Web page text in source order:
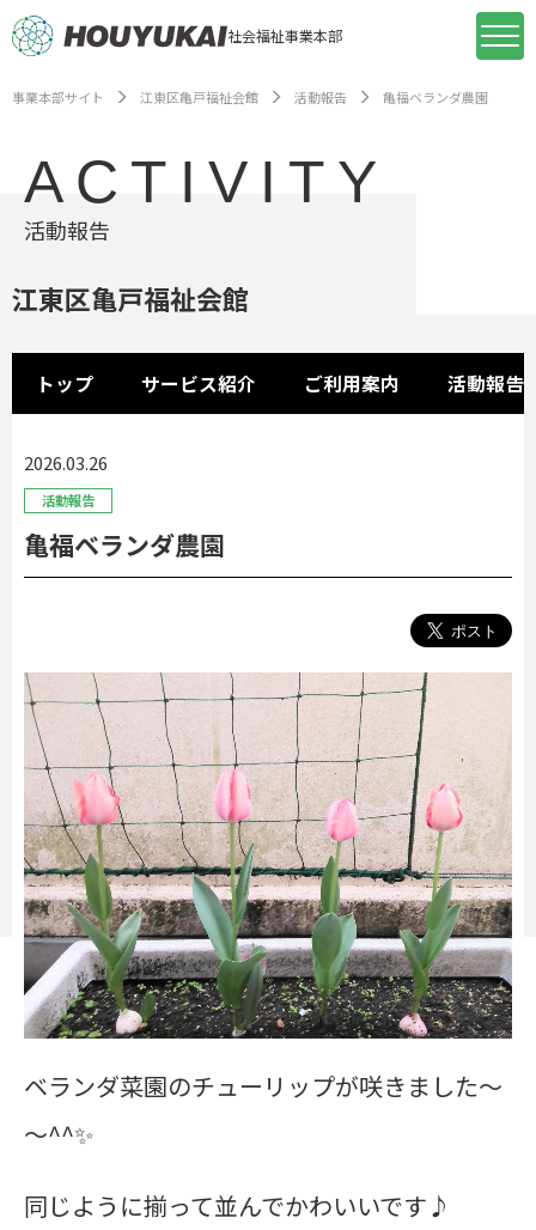
社会福祉事業本部
事業本部サイト 江東区亀戸福祉会館 活動報告 亀福ベランダ農園
ACTIVITY
活動報告
江東区亀戸福祉会館
トップ サービス紹介 ご利用案内 活動報告
2026.03.26
活動報告
亀福ベランダ農園
ベランダ菜園のチューリップが咲きました～
～^^✨
同じように揃って並んでかわいいです♪